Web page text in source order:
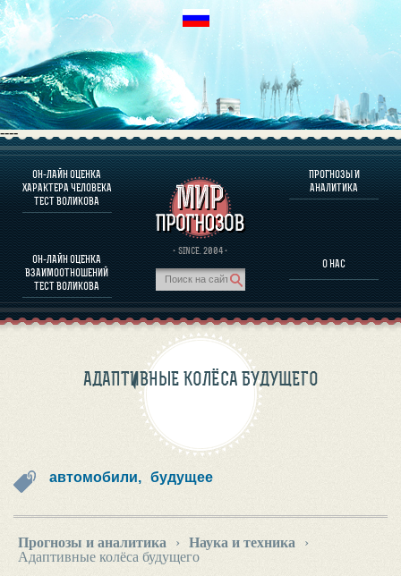
----
ОН-ЛАЙН ОЦЕНКА
ХАРАКТЕРА ЧЕЛОВЕКА
ТЕСТ ВОЛИКОВА
ОН-ЛАЙН ОЦЕНКА
ВЗАИМООТНОШЕНИЙ
ТЕСТ ВОЛИКОВА
· SINCE. 2004 ·
ПРОГНОЗЫ И
АНАЛИТИКА
О НАС
О ПРОГРАММЕ
ОЦЕНКА ХАРАКТЕРA ЧЕЛОВЕКА
ОЦЕНКА ХАРАКТЕРА ВЫДАЮЩИХСЯ ЛИЧНОСТЕЙ
О ПРОГРАММЕ
ПРОГНОЗЫ И АНАЛИТИКА
АДАПТИВНЫЕ КОЛЁСА БУДУЩЕГО
автомобили, будущее
Прогнозы и аналитика › Наука и техника
›
Адаптивные колёса будущего